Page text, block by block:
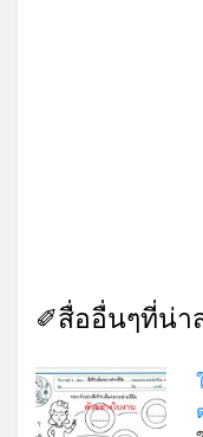
✐สื่ออื่นๆที่น่า